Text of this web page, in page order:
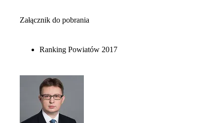
Załącznik do pobrania
Ranking Powiatów 2017